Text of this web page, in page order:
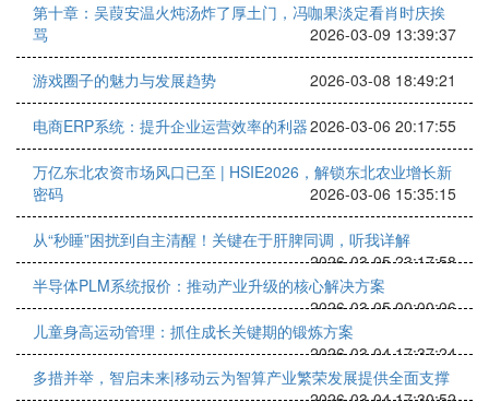
第十章：吴葭安温火炖汤炸了厚土门，冯咖果淡定看肖时庆挨
骂
2026-03-09 13:39:37
游戏圈子的魅力与发展趋势 2026-03-08 18:49:21
电商ERP系统：提升企业运营效率的利器2026-03-06 20:17:55
万亿东北农资市场风口已至 | HSIE2026，解锁东北农业增长新
密码
2026-03-06 15:35:15
从“秒睡”困扰到自主清醒！关键在于肝脾同调，听我详解
2026-03-05 23:17:58
半导体PLM系统报价：推动产业升级的核心解决方案
2026-03-05 00:00:06
儿童身高运动管理：抓住成长关键期的锻炼方案
2026-03-04 17:37:24
多措并举，智启未来|移动云为智算产业繁荣发展提供全面支撑
2026-03-04 17:30:52